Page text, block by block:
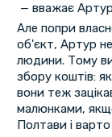
— вважає
Але попри
об'єкт, Артур
людини. Тому
збору коштів:
вони теж
малюнками,
Полтави і